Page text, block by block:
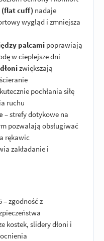
(flat cuff) nadaje
wygląd i zmniejsza
palcami poprawiają
w cieplejsze dni
zwiększają
pochłania siłę
ruchu
– strefy dotykowe na
pozwalają obsługiwać
rękawic
zakładanie i
– zgodność z
kostek, slidery dłoni i